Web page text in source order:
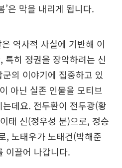
’은 막을 내리게 됩니다.
역사적 사실에 기반해 이
특히 정권을 장악하려는 신
의 이야기에 집중하고 있
아닌 실존 인물을 모티브
데요. 전두환이 전두광(황
태 신(정우성 분)으로, 정승
, 노태우가 노태건(박해준
이끌어 나갑니다.